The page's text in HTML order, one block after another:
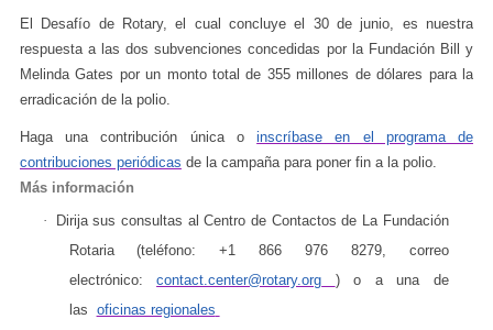
El Desafío de Rotary, el cual concluye el 30 de junio, es nuestra
respuesta a las dos subvenciones concedidas por la Fundación Bill y
Melinda Gates por un monto total de 355 millones de dólares para la
erradicación de la polio.
Haga una contribución única oinscríbase en el programa de
contribuciones periódicas de la campaña para poner fin a la polio.
Más información
·
Dirija sus consultas al Centro de Contactos de La Fundación
Rotaria (teléfono: +1 866 976 8279, correo
electrónico:contact.center@rotary.org
) o a una de
las oficinas regionales